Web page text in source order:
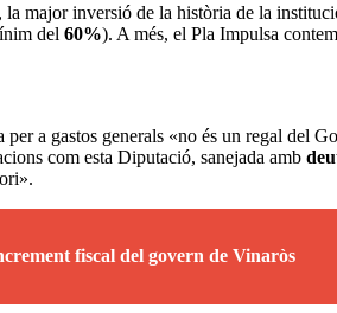
, la major inversió de la història de la
del 60%). A més, el Pla Impulsa
a gastos generals «no és un regal del
com esta Diputació, sanejada amb
fiscal del govern de Vinaròs